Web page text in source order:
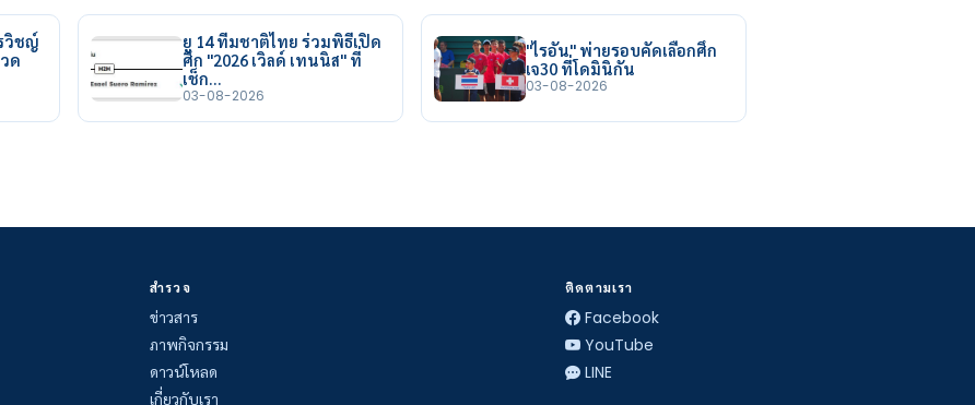
วิชญ์
ด
ยู 14 ทีมชาติไทย ร่วมพิธีเปิด
ศึก "2026 เวิลด์ เทนนิส" ที่
เช็ก…
03-08-2026
"ไรอัน" พ่ายรอบคัดเลือกศึก
เจ30 ที่โดมินิกัน
03-08-2026
สำรวจ
ข่าวสาร
ภาพกิจกรรม
ดาวน์โหลด
เกี่ยวกับเรา
ติดตามเรา
Facebook
YouTube
LINE